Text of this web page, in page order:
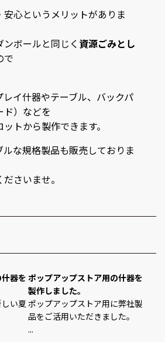
安心というメリットがありま
ボールと同じく 資源ごみとし
で
イ什器やテーブル、バックパ
ド）などを
トから製作できます。
ルな規格製品も販売しておりま
さいませ。
器を
い夏
ポップアップストア用の什器を
製作しました。
ポップアップストア用に弊社製
品をご活用いただきました。
...